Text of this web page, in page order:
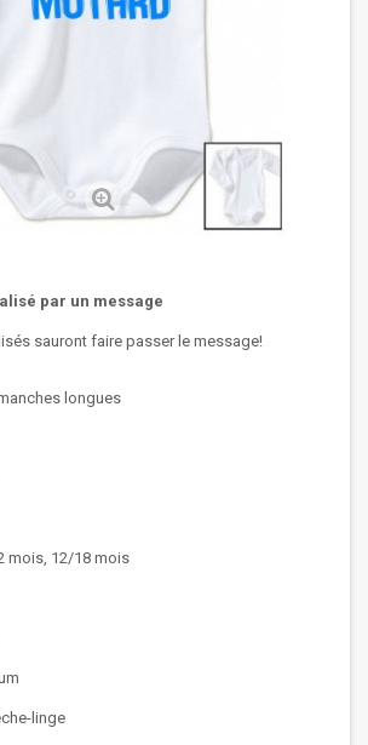
par un message
sauront faire passer le message!
longues
mois, 12/18 mois
linge